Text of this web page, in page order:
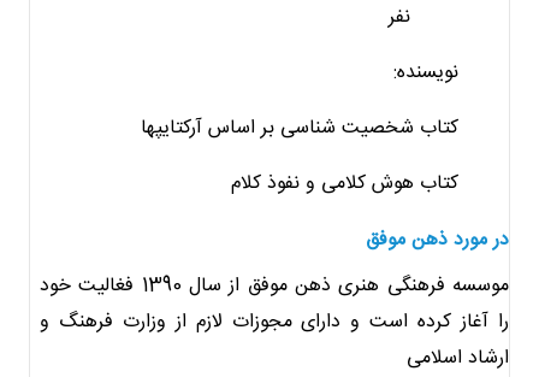
نفر
نویسنده:
کتاب شخصیت شناسی بر اساس آرکتایپها
کتاب هوش کلامی و نفوذ کلام
در مورد ذهن موفق
موسسه فرهنگی هنری ذهن موفق از سال 1390 فغالیت خود
را آغاز کرده است و دارای مجوزات لازم از وزارت فرهنگ و
ارشاد اسلامی